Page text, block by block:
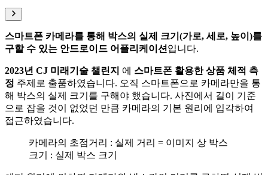
스마트폰 카메라를 통해 박스의 실제 크기(가로, 세로, 높이)를
구할 수 있는 안드로이드 어플리케이션 입니다.
2023년 CJ 미래기술 챌린지 에 스마트폰 활용한 상품 체적 측
정 주제로 출품하였습니다. 오직 스마트폰으로 카메라만을 통
해 박스의 실제 크기를 구해야 했습니다. 사진에서 길이 기준
으로 잡을 것이 없었던 만큼 카메라의 기본 원리에 입각하여
접근하였습니다.
카메라의 초점거리 : 실제 거리 = 이미지 상 박스
크기 : 실제 박스 크기